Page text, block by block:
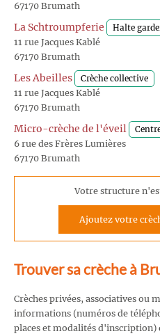
67170 Brumath
La Schtroumpferie Halte
11 rue Jacques Kablé
67170 Brumath
Les Abeilles Crèche collective
11 rue Jacques Kablé
67170 Brumath
Micro-crèche de l'éveil
6 rue des Frères Lumières
67170 Brumath
Votre structure
Ajoutez votre
Trouver sa crèche à
Crèches privées, associatives ou
informations (numéros de
places et modalités d'inscription)